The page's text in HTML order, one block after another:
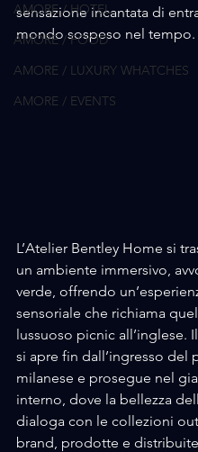
AMORE / HOTEL
AMORE / FOOD
AMORE / LUXURY WHATCHES
AMORE / EVENTS
sensazione incantata di
mondo sospeso nel tempo.
L’Atelier Bentley Home si
un ambiente immersivo,
verde, offrendo
sensoriale che richiama
lussuoso picnic all’inglese.
si apre fin dall’ingresso del
milanese e prosegue nel
interno, dove la bellezza
dialoga con le collezioni
brand, prodotte e